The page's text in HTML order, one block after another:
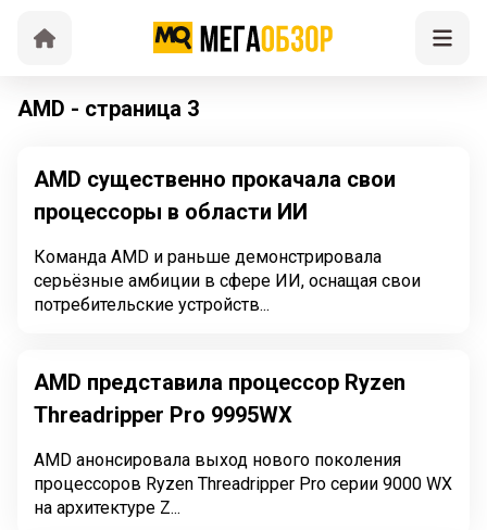
AMD - страница 3
AMD существенно прокачала свои
процессоры в области ИИ
Команда AMD и раньше демонстрировала
серьёзные амбиции в сфере ИИ, оснащая свои
потребительские устройств...
AMD представила процессор Ryzen
Threadripper Pro 9995WX
AMD анонсировала выход нового поколения
процессоров Ryzen Threadripper Pro серии 9000 WX
на архитектуре Z...